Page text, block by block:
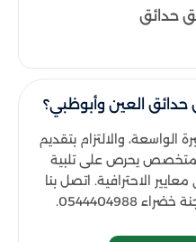
حدائق
حدائق العين وأبوظبي؟
الواسعة، والالتزام بتقديم
يحرص على تلبية
الاحترافية. اتصل بنا
0544404988.